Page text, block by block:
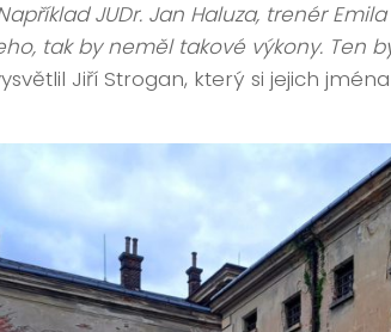
JUDr. Jan Haluza, trenér
tak by neměl takové výkony. Ten
Jiří Strogan, který si jejich